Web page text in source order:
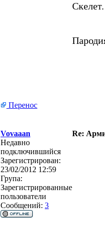
Скелет.
Перенос
Vovaaan
Re:
Недавно
подключившийся
Зарегистрирован:
23/02/2012 12:59
Група:
Зарегистрированные
пользователи
Сообщений: 3